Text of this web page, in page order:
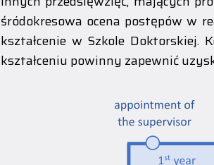
śródokresowa ocena postępów w
kształcenie w Szkole Doktorskiej.
kształceniu powinny zapewnić